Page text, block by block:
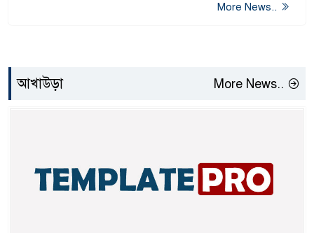
More News..
আখাউড়া More News..